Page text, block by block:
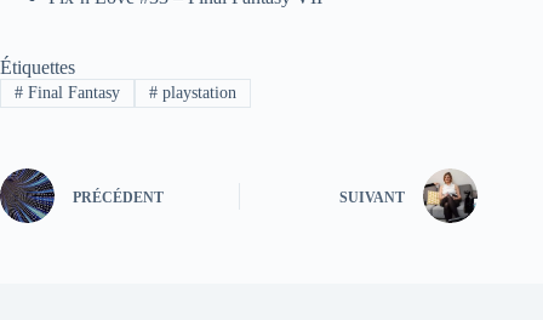
Étiquettes
#Final Fantasy #playstation
PRÉCÉDENT SUIVANT